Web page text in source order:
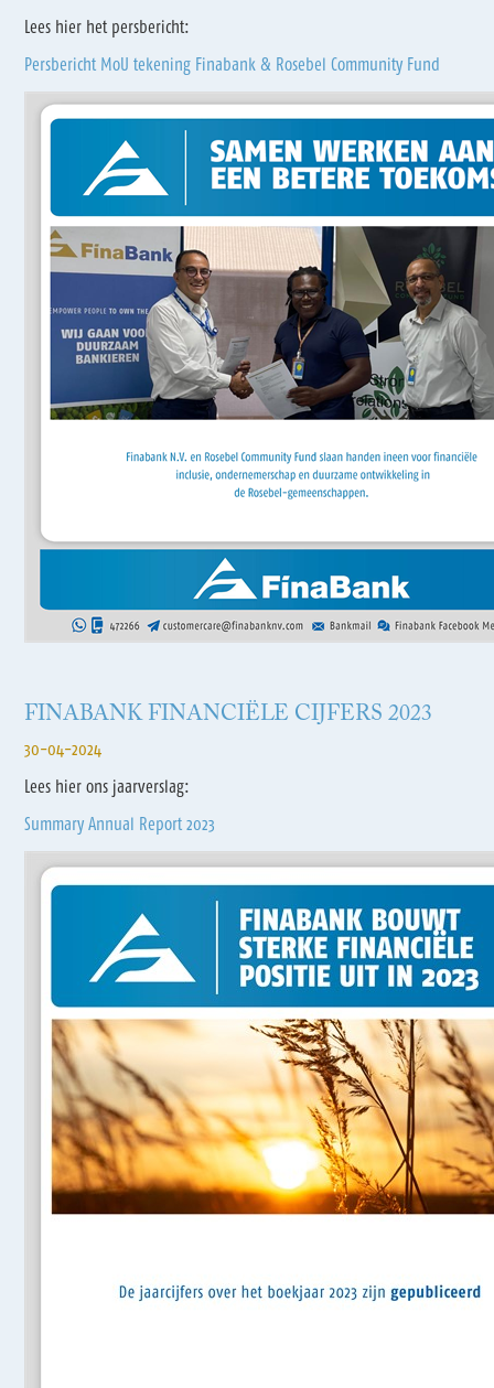
Lees hier het persbericht:
Persbericht MoU tekening Finabank & Rosebel Community Fund
FINABANK FINANCIËLE CIJFERS 2023
30-04-2024
Lees hier ons jaarverslag:
Summary Annual Report 2023